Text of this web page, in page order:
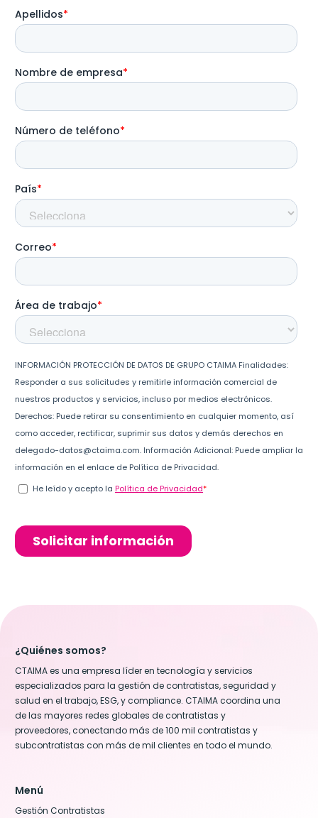
¿Quiénes somos?
CTAIMA es una empresa líder en tecnología y servicios
especializados para la gestión de contratistas, seguridad y
salud en el trabajo, ESG, y compliance. CTAIMA coordina una
de las mayores redes globales de contratistas y
proveedores, conectando más de 100 mil contratistas y
subcontratistas con más de mil clientes en todo el mundo.
Menú
Gestión Contratistas